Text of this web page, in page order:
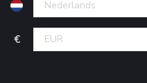
€